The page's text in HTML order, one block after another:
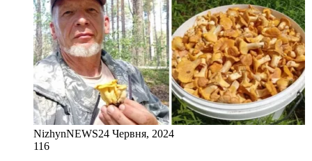
NizhynNEWS24 Червня, 2024
116